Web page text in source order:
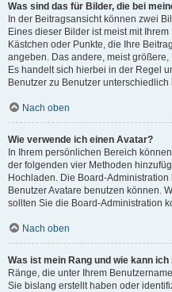
Was sind das für Bilder, die bei
In der Beitragsansicht können zwei
Eines dieser Bilder ist meist mit
Kästchen oder Punkte, die Ihre
angeben. Das andere, meist größere,
Es handelt sich hierbei in der Regel
Benutzer zu Benutzer unterschiedlich
Nach oben
Wie verwende ich einen Avatar?
In Ihrem persönlichen Bereich
der folgenden vier Methoden
Hochladen. Die Board-
Benutzer Avatare benutzen können.
sollten Sie die Board-Administration
Nach oben
Was ist mein Rang und wie kann ich
Ränge, die unter Ihrem
Sie bislang erstellt haben oder